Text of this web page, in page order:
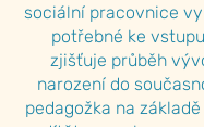
sociální pracovnice
potřebné ke
zjišťuje průběh
narození do
pedagožka na